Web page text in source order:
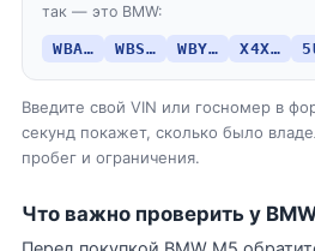
так — это BMW:
WBA… WBS… WBY… X4X…
Введите свой VIN или госномер в
секунд покажет, сколько было
пробег и ограничения.
Что важно проверить у